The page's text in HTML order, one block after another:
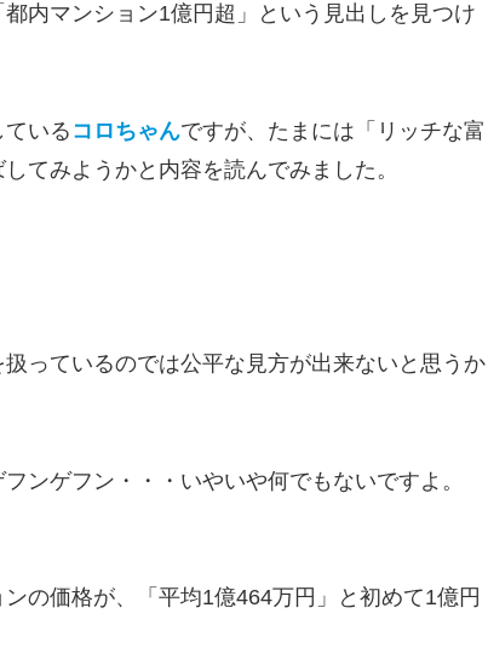
内マンション1億円超」という見出しを見つけ
いる コロちゃんですが、たまには「リッチな富
てみようかと内容を読んでみました。
っているのでは公平な見方が出来ないと思うか
ンゲフン・・・いやいや何でもないですよ。
の価格が、「平均1億464万円」と初めて1億円